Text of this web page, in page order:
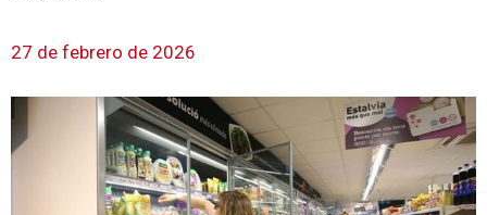
27 de febrero de 2026